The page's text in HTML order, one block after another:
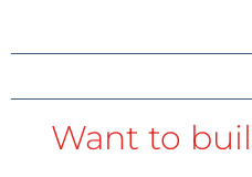
Want to